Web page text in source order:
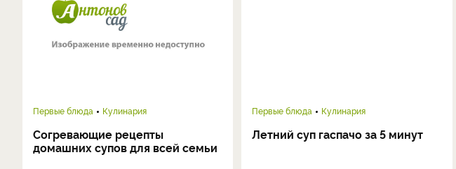
Первые блюда Кулинария
Согревающие рецепты
домашних супов для всей семьи
Первые блюда Кулинария
Летний суп гаспачо за 5 минут